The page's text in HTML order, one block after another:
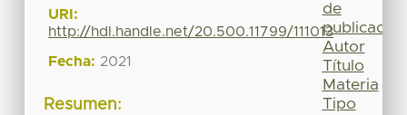
URI:
http://hdl.handle.net/20.500.11799/111013
Fecha: 2021
Resumen:
de
publicación
Autor
Título
Materia
Tipo